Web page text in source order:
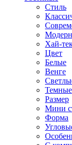
Стиль
Модерн
Хай-
Цвет
Белые
Венге
Темные
Размер
Мини
Форма